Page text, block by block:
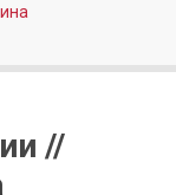
//